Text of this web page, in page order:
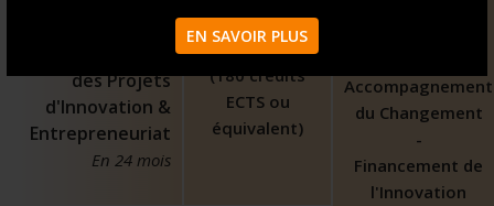
EN SAVOIR PLUS
des Projets
d'Innovation &
Entrepreneuriat
En 24 mois
Bac+3 validé
(180 crédits
ECTS ou
équivalent)
Accompagnement
du Changement
-
Financement de
l'Innovation